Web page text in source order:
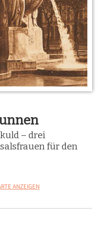
– drei
für den
ANZEIGEN